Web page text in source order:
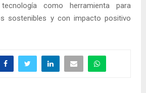
como herramienta para
sostenibles y con impacto positivo